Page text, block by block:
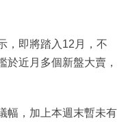
，即將踏入12月，不
於近月多個新盤大賣，
幅，加上本週末暫未有